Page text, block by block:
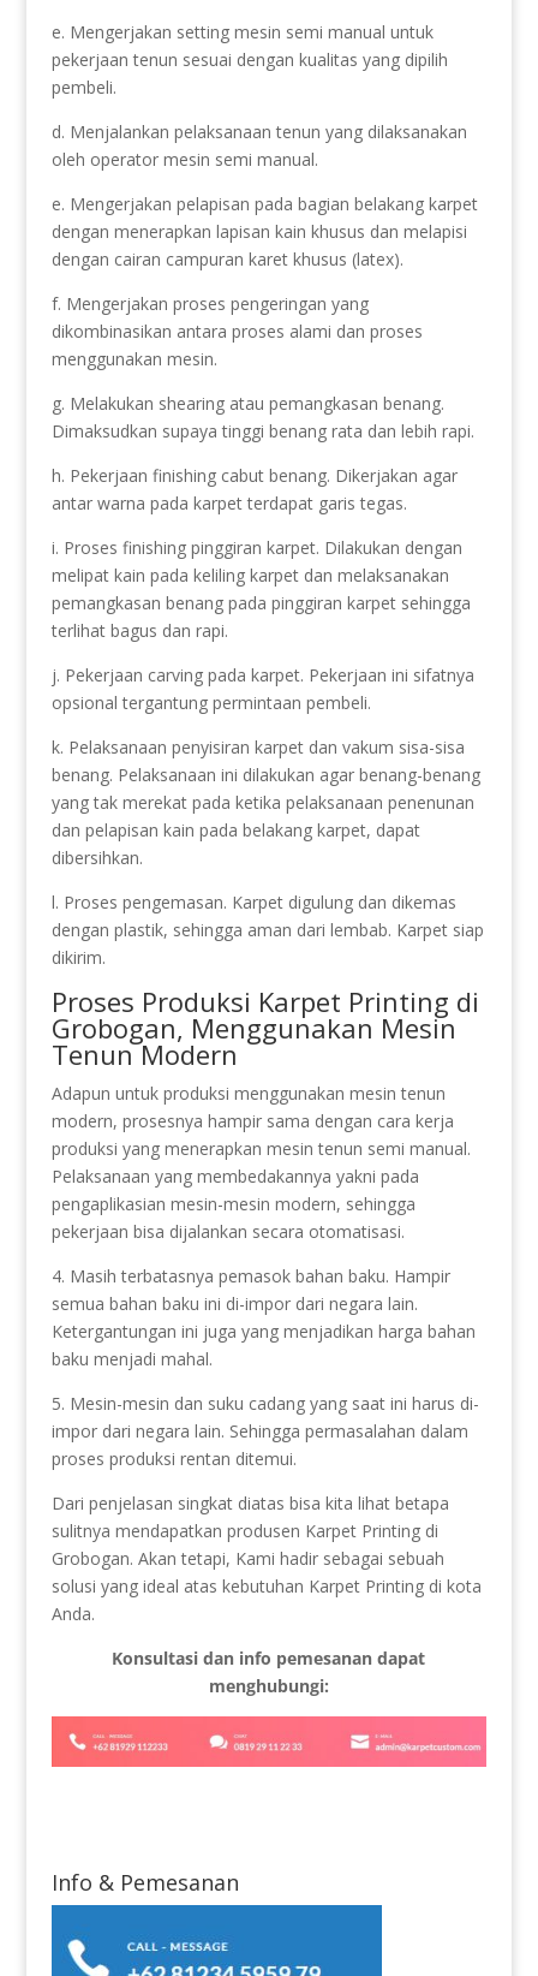
e. Mengerjakan setting mesin semi manual untuk
pekerjaan tenun sesuai dengan kualitas yang dipilih
pembeli.
d. Menjalankan pelaksanaan tenun yang dilaksanakan
oleh operator mesin semi manual.
e. Mengerjakan pelapisan pada bagian belakang karpet
dengan menerapkan lapisan kain khusus dan melapisi
dengan cairan campuran karet khusus (latex).
f. Mengerjakan proses pengeringan yang
dikombinasikan antara proses alami dan proses
menggunakan mesin.
g. Melakukan shearing atau pemangkasan benang.
Dimaksudkan supaya tinggi benang rata dan lebih rapi.
h. Pekerjaan finishing cabut benang. Dikerjakan agar
antar warna pada karpet terdapat garis tegas.
i. Proses finishing pinggiran karpet. Dilakukan dengan
melipat kain pada keliling karpet dan melaksanakan
pemangkasan benang pada pinggiran karpet sehingga
terlihat bagus dan rapi.
j. Pekerjaan carving pada karpet. Pekerjaan ini sifatnya
opsional tergantung permintaan pembeli.
k. Pelaksanaan penyisiran karpet dan vakum sisa-sisa
benang. Pelaksanaan ini dilakukan agar benang-benang
yang tak merekat pada ketika pelaksanaan penenunan
dan pelapisan kain pada belakang karpet, dapat
dibersihkan.
l. Proses pengemasan. Karpet digulung dan dikemas
dengan plastik, sehingga aman dari lembab. Karpet siap
dikirim.
Proses Produksi Karpet Printing di
Grobogan, Menggunakan Mesin
Tenun Modern
Adapun untuk produksi menggunakan mesin tenun
modern, prosesnya hampir sama dengan cara kerja
produksi yang menerapkan mesin tenun semi manual.
Pelaksanaan yang membedakannya yakni pada
pengaplikasian mesin-mesin modern, sehingga
pekerjaan bisa dijalankan secara otomatisasi.
4. Masih terbatasnya pemasok bahan baku. Hampir
semua bahan baku ini di-impor dari negara lain.
Ketergantungan ini juga yang menjadikan harga bahan
baku menjadi mahal.
5. Mesin-mesin dan suku cadang yang saat ini harus di-
impor dari negara lain. Sehingga permasalahan dalam
proses produksi rentan ditemui.
Dari penjelasan singkat diatas bisa kita lihat betapa
sulitnya mendapatkan produsen Karpet Printing di
Grobogan. Akan tetapi, Kami hadir sebagai sebuah
solusi yang ideal atas kebutuhan Karpet Printing di kota
Anda.
Konsultasi dan info pemesanan dapat
menghubungi:
Info & Pemesanan